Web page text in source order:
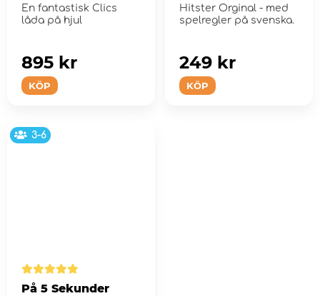
En fantastisk Clics
låda på hjul
KÖP
895 kr
Hitster Orginal - med
spelregler på svenska.
KÖP
249 kr
3-6
På 5 Sekunder